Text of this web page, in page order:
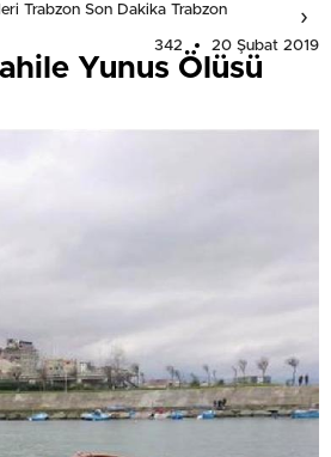
Trabzon Son Dakika Trabzon
342 20 Şubat 2019
Yunus Ölüsü